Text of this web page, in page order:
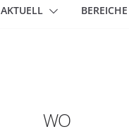
AKTUELL BEREICHE
WO